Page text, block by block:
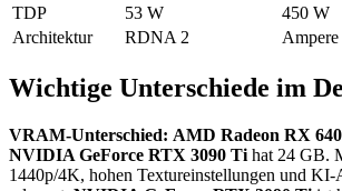
TDP
53 W
450 W
Architektur
RDNA 2 Ampere
Wichtige Unterschiede im
VRAM-Unterschied: AMD Radeon RX
NVIDIA GeForce RTX 3090 Ti hat 24 GB.
1440p/4K, hohen Textureinstellungen und KI-